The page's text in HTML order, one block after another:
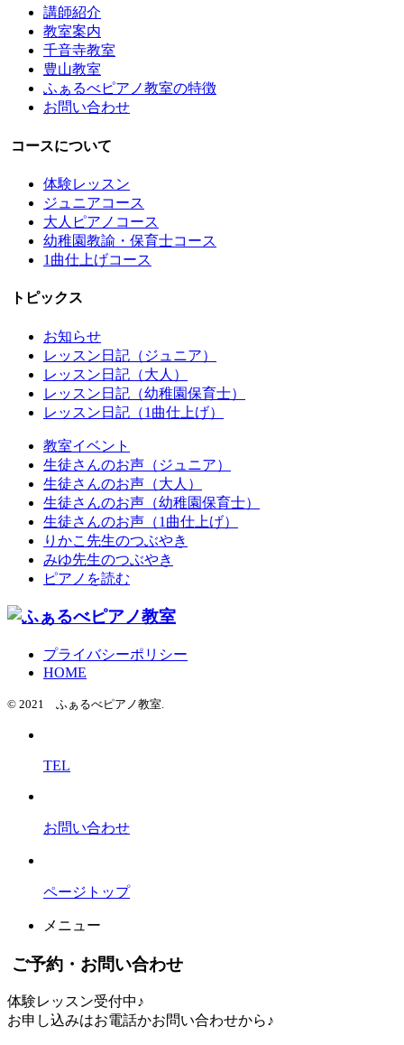
講師紹介
教室案内
千音寺教室
豊山教室
ふぁるべピアノ教室の特徴
お問い合わせ
コースについて
体験レッスン
ジュニアコース
大人ピアノコース
幼稚園教諭・保育士コース
1曲仕上げコース
トピックス
お知らせ
レッスン日記（ジュニア）
レッスン日記（大人）
レッスン日記（幼稚園保育士）
レッスン日記（1曲仕上げ）
教室イベント
生徒さんのお声（ジュニア）
生徒さんのお声（大人）
生徒さんのお声（幼稚園保育士）
生徒さんのお声（1曲仕上げ）
りかこ先生のつぶやき
みゆ先生のつぶやき
ピアノを読む
プライバシーポリシー
HOME
© 2021 ふぁるべピアノ教室.
TEL
お問い合わせ
ページトップ
メニュー
ご予約・お問い合わせ
体験レッスン受付中♪
お申し込みはお電話かお問い合わせから♪